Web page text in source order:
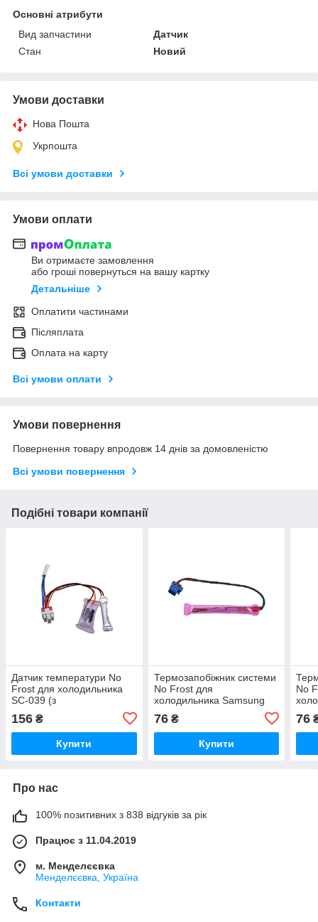
Основні атрибути
Вид запчастини
Датчик
Стан
Новий
Умови доставки
Нова Пошта
Укрпошта
Всі умови доставки
Умови оплати
Ви отримаєте замовлення
або гроші повернуться на вашу картку
Детальніше
Оплатити частинами
Післяплата
Оплата на карту
Всі умови оплати
Умови повернення
Повернення товару впродовж 14 днів за домовленістю
Всі умови повернення
Подібні товари компанії
Датчик температури No
Frost для холодильника
SC-039 (з
156 ₴
Купити
Термозапобіжник системи
No Frost для
xолодильника Samsung
76₴
Купити
No
76
Про нас
100% позитивних з 838 відгуків за рік
Працює з 11.04.2019
м. Менделєєвка
Менделєєвка, Україна
Контакти